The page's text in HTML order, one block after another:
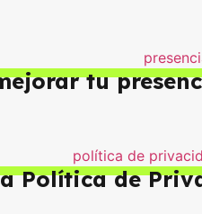
tu
Política de